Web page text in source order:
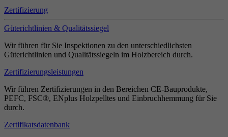
Zertifizierung
Güterichtlinien & Qualitätssiegel
Wir führen für Sie Inspektionen zu den unterschiedlichsten
Güterichtlinien und Qualitätssiegeln im Holzbereich durch.
Zertifizierungsleistungen
Wir führen Zertifizierungen in den Bereichen CE-Bauprodukte,
PEFC, FSC®, ENplus Holzpelltes und Einbruchhemmung für Sie
durch.
Zertifikatsdatenbank